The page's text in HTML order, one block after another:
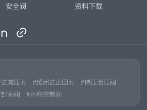
安全阀
资料下载
减压阀 缓闭式止回阀
持压泄压阀
闸阀 水利控制阀